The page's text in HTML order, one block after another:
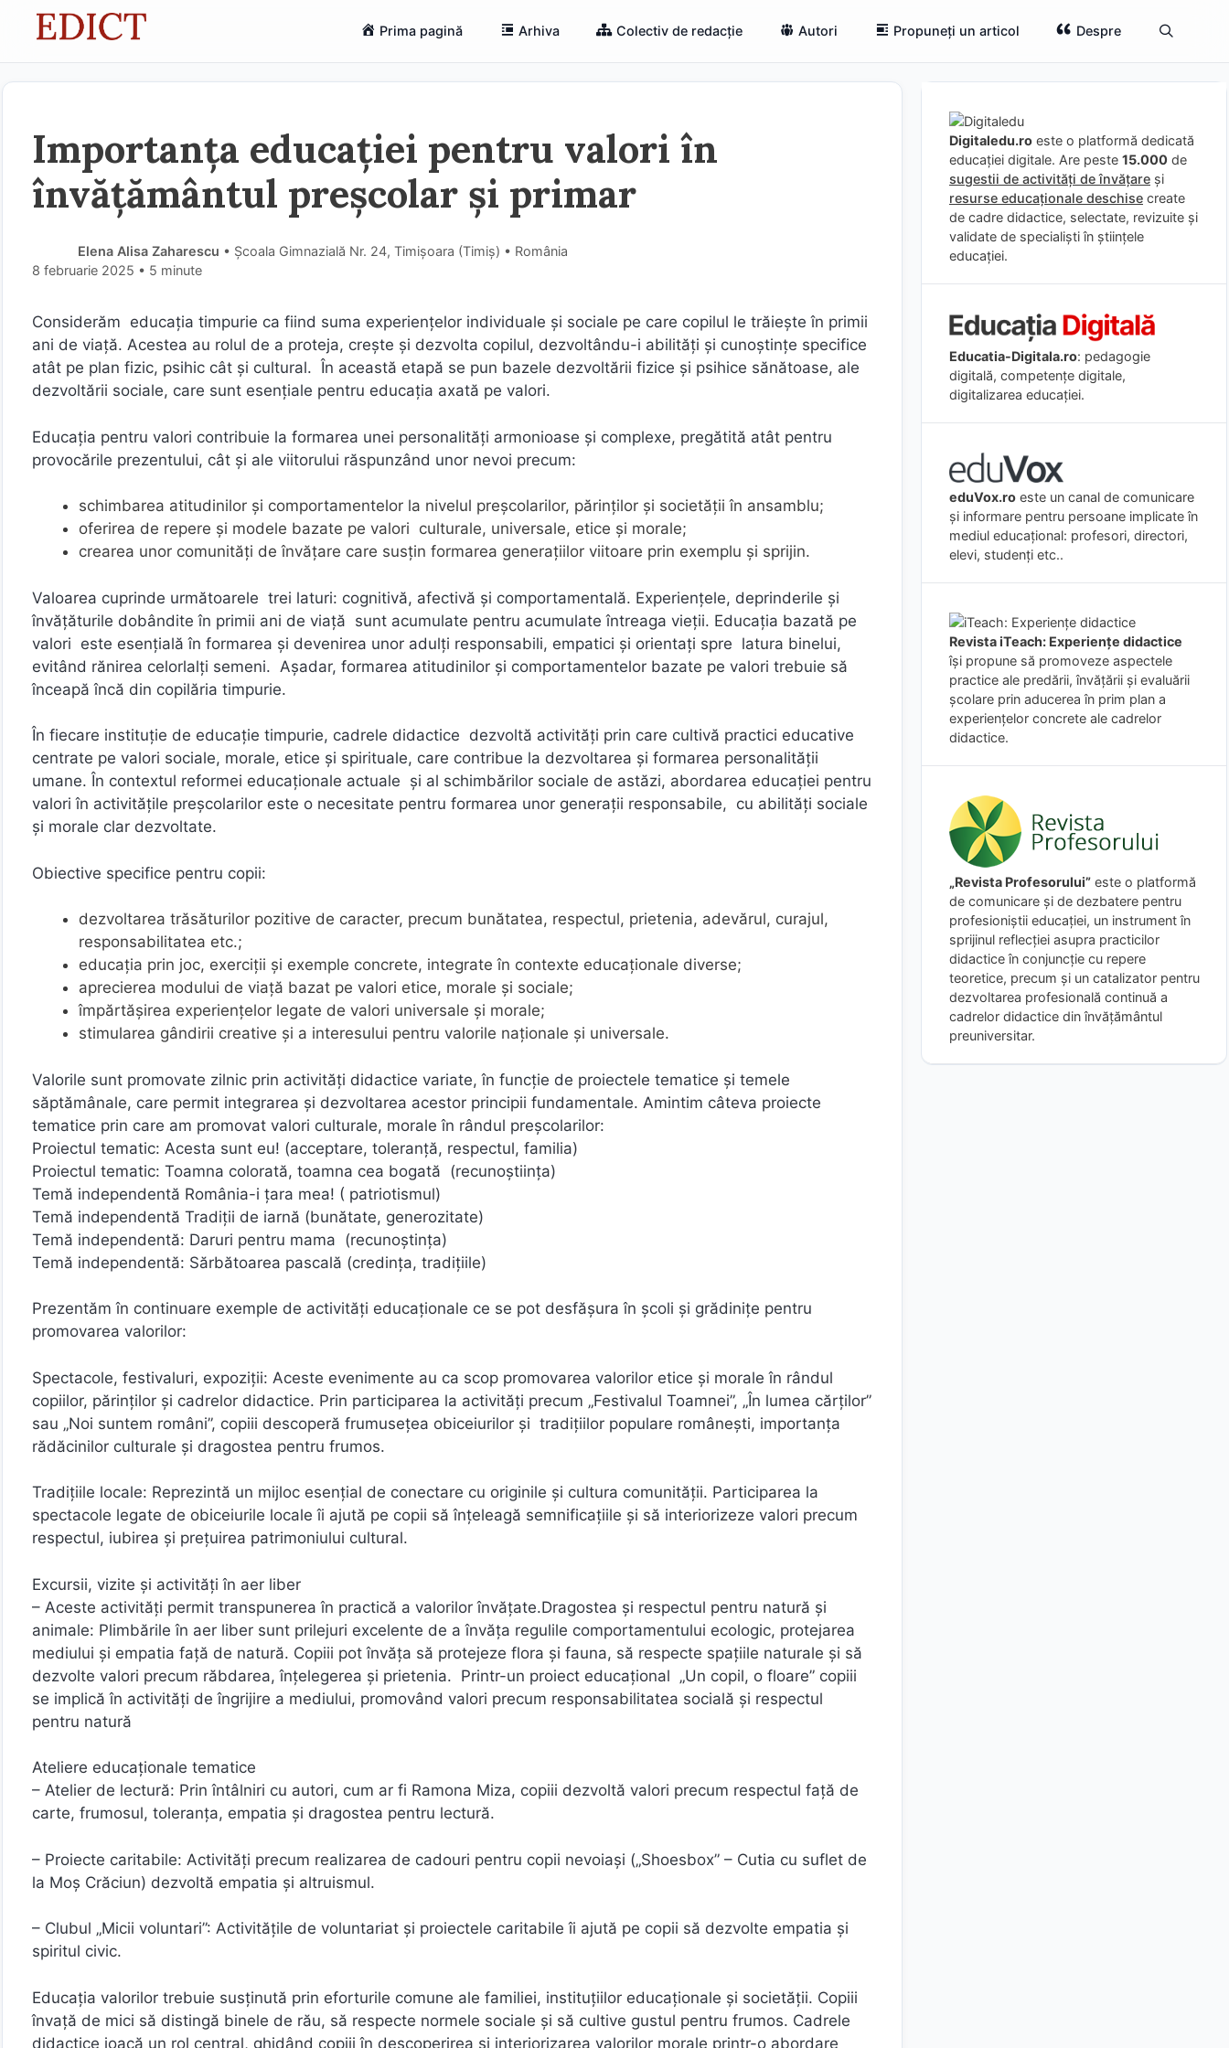
Prima pagină Arhiva Colectiv de redacție Autori Propuneți un articol Despre
Importanța educației pentru valori în
învățământul preșcolar și primar
Elena Alisa Zaharescu • Școala Gimnazială Nr. 24, Timișoara (Timiş) • România
8 februarie 2025 • 5 minute
Considerăm educația timpurie ca fiind suma experiențelor individuale și sociale pe care copilul le trăiește în primii
ani de viață. Acestea au rolul de a proteja, crește și dezvolta copilul, dezvoltându-i abilități și cunoștințe specifice
atât pe plan fizic, psihic cât și cultural. În această etapă se pun bazele dezvoltării fizice și psihice sănătoase, ale
dezvoltării sociale, care sunt esențiale pentru educația axată pe valori.
Educația pentru valori contribuie la formarea unei personalități armonioase și complexe, pregătită atât pentru
provocările prezentului, cât și ale viitorului răspunzând unor nevoi precum:
schimbarea atitudinilor și comportamentelor la nivelul preșcolarilor, părinților și societății în ansamblu;
oferirea de repere și modele bazate pe valori culturale, universale, etice și morale;
crearea unor comunități de învățare care susțin formarea generațiilor viitoare prin exemplu și sprijin.
Valoarea cuprinde următoarele trei laturi: cognitivă, afectivă și comportamentală. Experiențele, deprinderile și
învățăturile dobândite în primii ani de viață sunt acumulate pentru acumulate întreaga vieții. Educația bazată pe
valori este esențială în formarea și devenirea unor adulți responsabili, empatici și orientați spre latura binelui,
evitând rănirea celorlalți semeni. Așadar, formarea atitudinilor și comportamentelor bazate pe valori trebuie să
înceapă încă din copilăria timpurie.
În fiecare instituție de educație timpurie, cadrele didactice dezvoltă activități prin care cultivă practici educative
centrate pe valori sociale, morale, etice și spirituale, care contribue la dezvoltarea și formarea personalității
umane. În contextul reformei educaționale actuale și al schimbărilor sociale de astăzi, abordarea educației pentru
valori în activitățile preșcolarilor este o necesitate pentru formarea unor generații responsabile, cu abilități sociale
și morale clar dezvoltate.
Obiective specifice pentru copii:
dezvoltarea trăsăturilor pozitive de caracter, precum bunătatea, respectul, prietenia, adevărul, curajul,
responsabilitatea etc.;
educația prin joc, exerciții și exemple concrete, integrate în contexte educaționale diverse;
aprecierea modului de viață bazat pe valori etice, morale și sociale;
împărtășirea experiențelor legate de valori universale și morale;
stimularea gândirii creative și a interesului pentru valorile naționale și universale.
Valorile sunt promovate zilnic prin activități didactice variate, în funcție de proiectele tematice și temele
săptămânale, care permit integrarea și dezvoltarea acestor principii fundamentale. Amintim câteva proiecte
tematice prin care am promovat valori culturale, morale în rândul preșcolarilor:
Proiectul tematic: Acesta sunt eu! (acceptare, toleranță, respectul, familia)
Proiectul tematic: Toamna colorată, toamna cea bogată (recunoștiința)
Temă independentă România-i țara mea! ( patriotismul)
Temă independentă Tradiții de iarnă (bunătate, generozitate)
Temă independentă: Daruri pentru mama (recunoștința)
Temă independentă: Sărbătoarea pascală (credința, tradițiile)
Prezentăm în continuare exemple de activități educaționale ce se pot desfășura în școli și grădinițe pentru
promovarea valorilor:
Spectacole, festivaluri, expoziții: Aceste evenimente au ca scop promovarea valorilor etice și morale în rândul
copiilor, părinților și cadrelor didactice. Prin participarea la activități precum „Festivalul Toamnei”, „În lumea cărților”
sau „Noi suntem români”, copiii descoperă frumusețea obiceiurilor și tradițiilor populare românești, importanța
rădăcinilor culturale și dragostea pentru frumos.
Tradițiile locale: Reprezintă un mijloc esențial de conectare cu originile și cultura comunității. Participarea la
spectacole legate de obiceiurile locale îi ajută pe copii să înțeleagă semnificațiile și să interiorizeze valori precum
respectul, iubirea și prețuirea patrimoniului cultural.
Excursii, vizite și activități în aer liber
– Aceste activități permit transpunerea în practică a valorilor învățate.Dragostea și respectul pentru natură și
animale: Plimbările în aer liber sunt prilejuri excelente de a învăța regulile comportamentului ecologic, protejarea
mediului și empatia față de natură. Copiii pot învăța să protejeze flora și fauna, să respecte spațiile naturale și să
dezvolte valori precum răbdarea, înțelegerea și prietenia. Printr-un proiect educațional „Un copil, o floare” copiii
se implică în activități de îngrijire a mediului, promovând valori precum responsabilitatea socială și respectul
pentru natură
Ateliere educaționale tematice
– Atelier de lectură: Prin întâlniri cu autori, cum ar fi Ramona Miza, copiii dezvoltă valori precum respectul față de
carte, frumosul, toleranța, empatia și dragostea pentru lectură.
– Proiecte caritabile: Activități precum realizarea de cadouri pentru copii nevoiași („Shoesbox” – Cutia cu suflet de
la Moș Crăciun) dezvoltă empatia și altruismul.
– Clubul „Micii voluntari”: Activitățile de voluntariat și proiectele caritabile îi ajută pe copii să dezvolte empatia și
spiritul civic.
Educația valorilor trebuie susținută prin eforturile comune ale familiei, instituțiilor educaționale și societății. Copiii
învață de mici să distingă binele de rău, să respecte normele sociale și să cultive gustul pentru frumos. Cadrele
didactice joacă un rol central, ghidând copiii în descoperirea și interiorizarea valorilor morale printr-o abordare
Digitaledu.ro este o platformă dedicată
educației digitale. Are peste 15.000 de
sugestii de activități de învățare și
resurse educaționale deschise create
de cadre didactice, selectate, revizuite și
validate de specialiști în științele
educației.
Educatia-Digitala.ro: pedagogie
digitală, competențe digitale,
digitalizarea educației.
eduVox.ro este un canal de comunicare
și informare pentru persoane implicate în
mediul educațional: profesori, directori,
elevi, studenți etc..
Revista iTeach: Experienţe didactice
îşi propune să promoveze aspectele
practice ale predării, învăţării şi evaluării
şcolare prin aducerea în prim plan a
experienţelor concrete ale cadrelor
didactice.
„Revista Profesorului” este o platformă
de comunicare și de dezbatere pentru
profesioniștii educației, un instrument în
sprijinul reflecției asupra practicilor
didactice în conjuncție cu repere
teoretice, precum și un catalizator pentru
dezvoltarea profesională continuă a
cadrelor didactice din învățământul
preuniversitar.